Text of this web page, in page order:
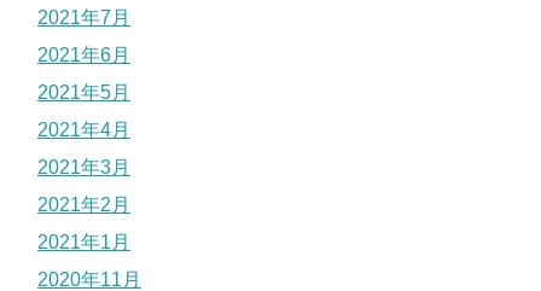
2021年7月
2021年6月
2021年5月
2021年4月
2021年3月
2021年2月
2021年1月
2020年11月